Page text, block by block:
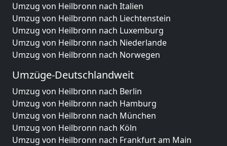
Umzug von Heilbronn nach Italien
Umzug von Heilbronn nach Liechtenstein
Umzug von Heilbronn nach Luxemburg
Umzug von Heilbronn nach Niederlande
Umzug von Heilbronn nach Norwegen
Umzüge-Deutschlandweit
Umzug von Heilbronn nach Berlin
Umzug von Heilbronn nach Hamburg
Umzug von Heilbronn nach München
Umzug von Heilbronn nach Köln
Umzug von Heilbronn nach Frankfurt am Main